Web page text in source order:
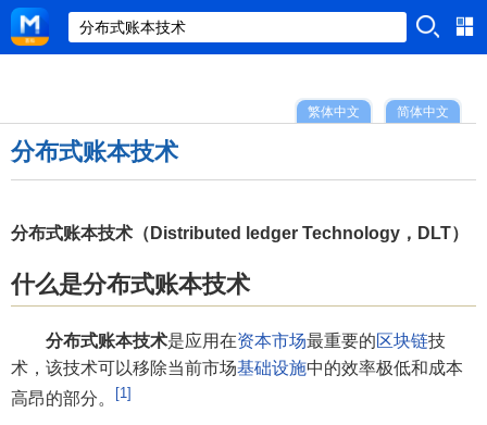
简体中文
繁体中文
分布式账本技术
分布式账本技术（Distributed ledger Technology，DLT）
什么是分布式账本技术
分布式账本技术是应用在资本市场最重要的区块链技
术，该技术可以移除当前市场基础设施中的效率极低和成本
高昂的部分。
[1]